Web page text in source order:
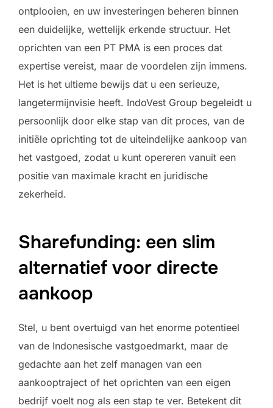
ontplooien, en uw investeringen beheren binnen
een duidelijke, wettelijk erkende structuur. Het
oprichten van een PT PMA is een proces dat
expertise vereist, maar de voordelen zijn immens.
Het is het ultieme bewijs dat u een serieuze,
langetermijnvisie heeft. IndoVest Group begeleidt u
persoonlijk door elke stap van dit proces, van de
initiële oprichting tot de uiteindelijke aankoop van
het vastgoed, zodat u kunt opereren vanuit een
positie van maximale kracht en juridische
zekerheid.
Sharefunding: een slim
alternatief voor directe
aankoop
Stel, u bent overtuigd van het enorme potentieel
van de Indonesische vastgoedmarkt, maar de
gedachte aan het zelf managen van een
aankooptraject of het oprichten van een eigen
bedrijf voelt nog als een stap te ver. Betekent dit